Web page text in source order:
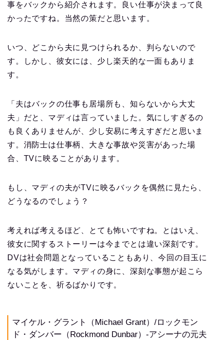
事をバックから紹介されます。良い仕事が決まって良
かったですね。当然の策だと思います。
いつ、どこから夫に見つけられるか、判らないので
す。しかし、彼女には、少し楽天的な一面もありま
す。
「夫はバックの仕事も居場所も、知らないから大丈
夫」だと、マディは言っていました。気にしすぎるの
も良くありませんが、少し安易に考えすぎだと思いま
す。消防士は仕事柄、大きな事故や災害があった場
合、TVに映ることがあります。
もし、マディの夫がTVに映るバックを偶然に見たら、
どうなるのでしょう？
考えれば考えるほど、とても怖いですね。とはいえ、
彼女に関するストーリーは今までとは違い深刻です。
DVは社会問題となっていることもあり、今回の目玉に
なる気がします。マディの身に、深刻な事態が起こら
ないことを、祈るばかりです。
マイケル・グラント（Michael Grant）/ロックモン
ド・ダンバー（Rockmond Dunbar）-アシーナの元夫